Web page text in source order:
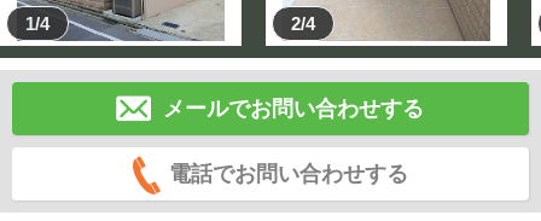
1/4 2/4
メールでお問い合わせする
電話でお問い合わせする